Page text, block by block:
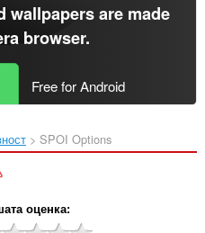
wallpapers are made
browser.
Free for Android
SPOI Options‎
оценка